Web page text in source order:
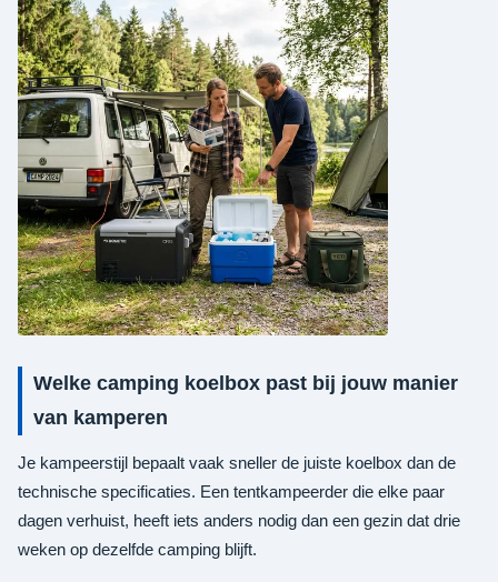
Welke camping koelbox past bij jouw manier
van kamperen
Je kampeerstijl bepaalt vaak sneller de juiste koelbox dan de
technische specificaties. Een tentkampeerder die elke paar
dagen verhuist, heeft iets anders nodig dan een gezin dat drie
weken op dezelfde camping blijft.